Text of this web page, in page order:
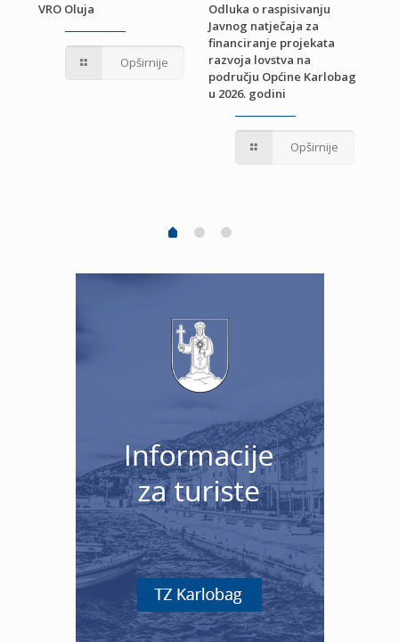
VRO Oluja
Opširnije
Odluka o raspisivanju
Javnog natječaja za
financiranje projekata
razvoja lovstva na
području Općine Karlobag
u 2026. godini
Opširnije